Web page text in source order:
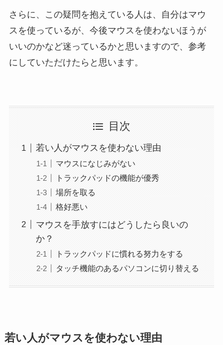
さらに、この疑問を抱えている人は、自分はマウ
スを使っているが、今後マウスを使わないほうが
いいのかなど迷っているかと思いますので、参考
にしていただけたらと思います。
目次
若い人がマウスを使わない理由
マウスになじみがない
トラックパッドの機能が優秀
場所を取る
格好悪い
マウスを手放すにはどうしたら良いの
か？
トラックパッドに慣れる努力をする
タッチ機能のあるパソコンに切り替える
若い人がマウスを使わない理由